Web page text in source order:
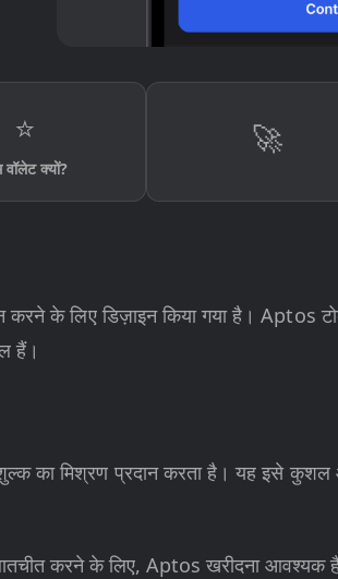
⭐
क्यों?
🚀
के लिए डिज़ाइन किया गया है। Aptos
हैं।
का मिश्रण प्रदान करता है। यह इसे कुशल
करने के लिए, Aptos खरीदना